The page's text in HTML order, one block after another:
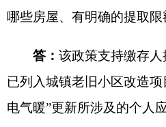
带身份证、不动产权证、税务部
问：
本次新政针对异地缴存
异化优惠政策，疆内、疆外缴存
可享受哪些首套房公积金贷款福